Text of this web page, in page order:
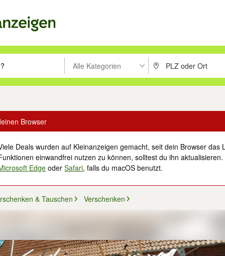
Eingabetaste drücken um zu suchen, oder Vorschläge mit den
Alle Kategorien PLZ oder Ort
Browser
Deals wurden auf Kleinanzeigen gemacht, seit dein Browser
einwandfrei nutzen zu können, solltest du ihn
Edge oderSafari, falls du macOS benutzt.
& Tauschen Verschenken